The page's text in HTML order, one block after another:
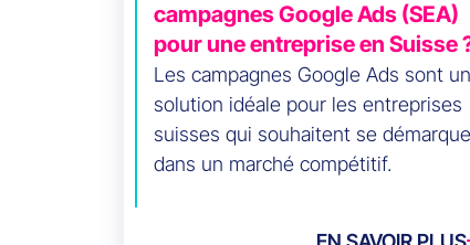
campagnes Google Ads (SEA)
pour une entreprise en Suisse
Les campagnes Google Ads sont
solution idéale pour les entreprises
suisses qui souhaitent se
dans un marché compétitif.